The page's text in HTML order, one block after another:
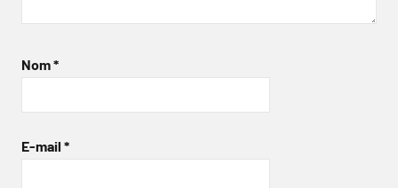
Nom*
E-mail *